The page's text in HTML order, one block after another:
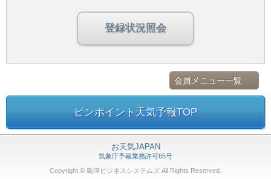
登録状況照会
会員メニュー一覧
ピンポイント天気予報TOP
お天気JAPAN
気象庁予報業務許可65号
Copyright © 島津ビジネスシステムズ All Rights Reserved.